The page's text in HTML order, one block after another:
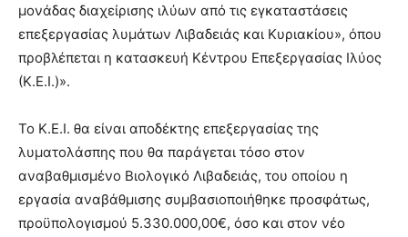
μονάδας διαχείρισης ιλύων από τις εγκαταστάσεις
επεξεργασίας λυμάτων Λιβαδειάς και Κυριακίου», όπου
προβλέπεται η κατασκευή Κέντρου Επεξεργασίας Ιλύος
(Κ.Ε.Ι.)».
Το Κ.Ε.Ι. θα είναι αποδέκτης επεξεργασίας της
λυματολάσπης που θα παράγεται τόσο στον
αναβαθμισμένο Βιολογικό Λιβαδειάς, του οποίου η
εργασία αναβάθμισης συμβασιοποιήθηκε προσφάτως,
προϋπολογισμού 5.330.000,00€, όσο και στον νέο